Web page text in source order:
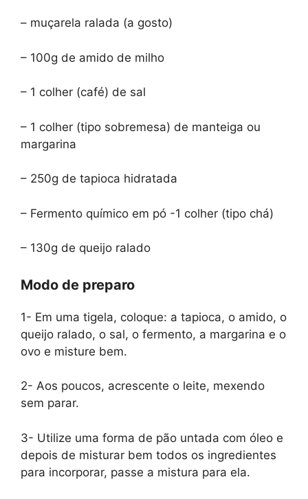
– muçarela ralada (a gosto)
– 100g de amido de milho
– 1 colher (café) de sal
– 1 colher (tipo sobremesa) de manteiga ou
margarina
– 250g de tapioca hidratada
– Fermento químico em pó -1 colher (tipo chá)
– 130g de queijo ralado
Modo de preparo
1- Em uma tigela, coloque: a tapioca, o amido, o
queijo ralado, o sal, o fermento, a margarina e o
ovo e misture bem.
2- Aos poucos, acrescente o leite, mexendo
sem parar.
3- Utilize uma forma de pão untada com óleo e
depois de misturar bem todos os ingredientes
para incorporar, passe a mistura para ela.